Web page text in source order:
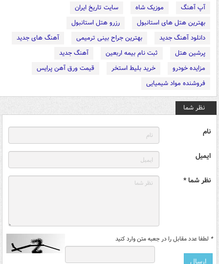
آپ آهنگ موزیک شاه
سایت تاریخ ایران
بهترین هتل های استانبول
رزرو هتل استانبول
دانلود آهنگ جدید
بهترین جراح بینی ترمیمی
آهنگ های جدید
پرشین هتل
ثبت نام بیمه اربعین
آهنگ جدید
مزایده خودرو
خرید بلیط استخر
قیمت ورق آهن پرایس
فروشنده مواد شیمیایی
نظر شما
نام
ایمیل
نظر شما *
* لطفا عدد مقابل را در جعبه متن وارد کنید